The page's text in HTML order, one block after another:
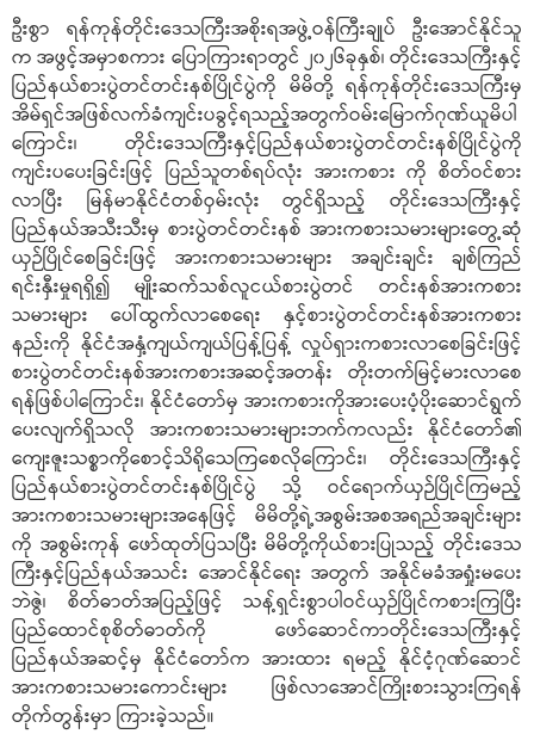
ဦးစွာ ရန်ကုန်တိုင်းဒေသကြီးအစိုးရအဖွဲ့ဝန်ကြီးချုပ် ဦးအောင်နိုင်သူ
က အဖွင့်အမှာစကား ပြောကြားရာတွင် ၂၀၂၆ခုနှစ်၊ တိုင်းဒေသကြီးနှင့်
ပြည်နယ်စားပွဲတင်တင်းနစ်ပြိုင်ပွဲကို မိမိတို့ ရန်ကုန်တိုင်းဒေသကြီးမှ
အိမ်ရှင်အဖြစ်လက်ခံကျင်းပခွင့်ရသည့်အတွက်ဝမ်းမြောက်ဂုဏ်ယူမိပါ
ကြောင်း၊ တိုင်းဒေသကြီးနှင့်ပြည်နယ်စားပွဲတင်တင်းနစ်ပြိုင်ပွဲကို
ကျင်းပပေးခြင်းဖြင့် ပြည်သူတစ်ရပ်လုံး အားကစား ကို စိတ်ဝင်စား
လာပြီး မြန်မာနိုင်ငံတစ်ဝှမ်းလုံး တွင်ရှိသည့် တိုင်းဒေသကြီးနှင့်
ပြည်နယ်အသီးသီးမှ စားပွဲတင်တင်းနစ် အားကစားသမားများတွေ့ဆုံ
ယှဉ်ပြိုင်စေခြင်းဖြင့် အားကစားသမားများ အချင်းချင်း ချစ်ကြည်
ရင်းနှီးမှုရရှိ၍ မျိုးဆက်သစ်လူငယ်စားပွဲတင် တင်းနစ်အားကစား
သမားများ ပေါ်ထွက်လာစေရေး နှင့်စားပွဲတင်တင်းနစ်အားကစား
နည်းကို နိုင်ငံအနှံ့ကျယ်ကျယ်ပြန့်ပြန့် လှုပ်ရှားကစားလာစေခြင်းဖြင့်
စားပွဲတင်တင်းနစ်အားကစားအဆင့်အတန်း တိုးတက်မြင့်မားလာ‌စေ
ရန်ဖြစ်ပါကြောင်း၊ နိုင်ငံတော်မှ အားကစားကိုအားပေးပံ့ပိုးဆောင်ရွက်
ပေးလျက်ရှိသလို အားကစားသမားများဘက်ကလည်း နိုင်ငံတော်၏
ကျေးဇူးသစ္စာကိုစောင့်သိရိုသေကြစေလိုကြောင်း၊ တိုင်းဒေသကြီးနှင့်
ပြည်နယ်စားပွဲတင်တင်းနစ်ပြိုင်ပွဲ သို့ ဝင်ရောက်ယှဉ်ပြိုင်ကြမည့်
အားကစားသမားများအနေဖြင့် မိမိတို့ရဲ့အစွမ်းအစအရည်အချင်းများ
ကို အစွမ်းကုန် ဖော်ထုတ်ပြသပြီး မိမိတို့ကိုယ်စားပြုသည့် တိုင်းဒေသ
ကြီးနှင့်ပြည်နယ်အသင်း အောင်နိုင်ရေး အတွက် အနိုင်မခံအရှုံးမပေး
ဘဲဇွဲ၊ စိတ်ဓာတ်အပြည့်ဖြင့် သန့်ရှင်းစွာပါဝင်ယှဉ်ပြိုင်ကစားကြပြီး
ပြည်ထောင်စုစိတ်ဓာတ်ကို ဖော်ဆောင်ကာတိုင်းဒေသကြီးနှင့်
ပြည်နယ်အဆင့်မှ နိုင်ငံတော်က အားထား ရမည့် နိုင်ငံ့ဂုဏ်ဆောင်
အားကစားသမားကောင်းများ ဖြစ်လာအောင်ကြိုးစားသွားကြရန်
တိုက်တွန်းမှာ ကြားခဲ့သည်။